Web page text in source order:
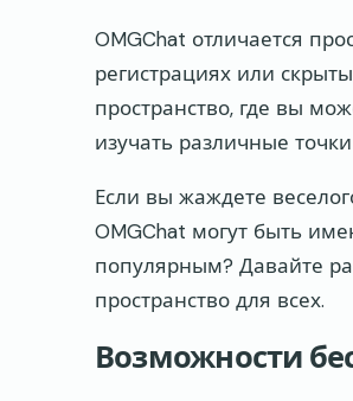
OMGChat отличается
регистрациях или
пространство, где вы
изучать различные
Если вы жаждете
OMGChat могут быть
популярным? Давайте
пространство для всех.
Возможности